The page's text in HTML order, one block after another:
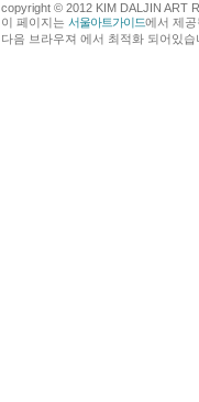
copyright © 2012 KIM DALJIN ART
이 페이지는 서울아트가이드에서 제
다음 브라우져 에서 최적화 되어있